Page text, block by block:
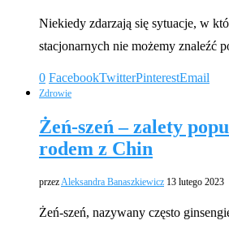
Niekiedy zdarzają się sytuacje, w
stacjonarnych nie możemy znaleźć
0 FacebookTwitterPinterestEmail
Zdrowie
Żeń-szeń – zalety
rodem z Chin
przezAleksandra Banaszkiewicz 13 lutego 2023
Żeń-szeń, nazywany często